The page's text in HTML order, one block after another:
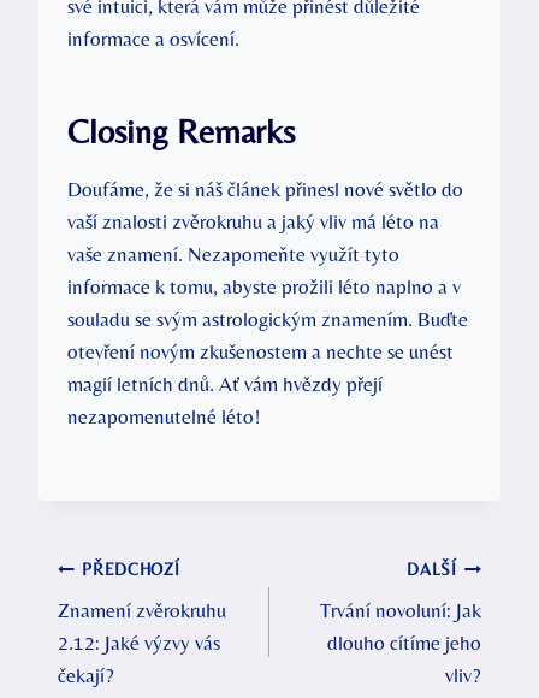
své intuici, která vám může přinést důležité
informace a osvícení.
Closing Remarks
Doufáme, že si náš článek přinesl nové světlo do
vaší znalosti zvěrokruhu a jaký vliv má léto na
vaše znamení. Nezapomeňte využít tyto
informace k tomu, abyste prožili léto naplno a v
souladu se svým astrologickým znamením. Buďte
otevření novým zkušenostem a nechte se unést
magií letních dnů. Ať vám hvězdy přejí
nezapomenutelné léto!
Navigace
pro
příspěvek
PŘEDCHOZÍ
Znamení zvěrokruhu
2.12: Jaké výzvy vás
čekají?
DALŠÍ
Trvání novoluní: Jak
dlouho cítíme jeho
vliv?